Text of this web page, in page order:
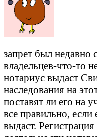
запрет был недавно
владельцев-что-то
нотариус выдаст
наследования на
поставят ли его на
все правильно, если
выдаст.